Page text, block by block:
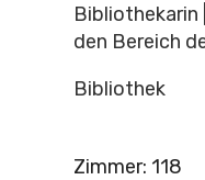
Bibliothekarin
den Bereich
Bibliothek
Zimmer: 118